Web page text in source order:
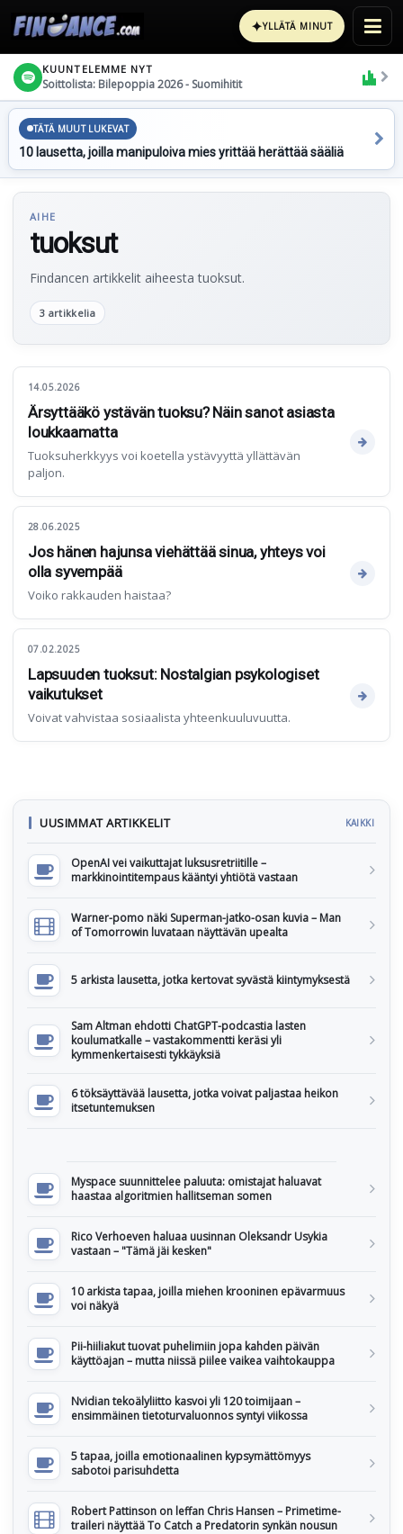
✦YLLÄTÄ MINUT
KUUNTELEMME NYT
Soittolista: Bilepoppia 2026 - Suomihitit
TÄTÄ MUUT LUKEVAT
10 lausetta, joilla manipuloiva mies yrittää herättää sääliä
AIHE
tuoksut
Findancen artikkelit aiheesta tuoksut.
3 artikkelia
14.05.2026
Ärsyttääkö ystävän tuoksu? Näin sanot asiasta
loukkaamatta
Tuoksuherkkyys voi koetella ystävyyttä yllättävän
paljon.
28.06.2025
Jos hänen hajunsa viehättää sinua, yhteys voi
olla syvempää
Voiko rakkauden haistaa?
07.02.2025
Lapsuuden tuoksut: Nostalgian psykologiset
vaikutukset
Voivat vahvistaa sosiaalista yhteenkuuluvuutta.
UUSIMMAT ARTIKKELIT KAIKKI
OpenAI vei vaikuttajat luksusretriitille –
markkinointitempaus kääntyi yhtiötä vastaan
Warner-pomo näki Superman-jatko-osan kuvia – Man
of Tomorrowin luvataan näyttävän upealta
5 arkista lausetta, jotka kertovat syvästä kiintymyksestä
Sam Altman ehdotti ChatGPT-podcastia lasten
koulumatkalle – vastakommentti keräsi yli
kymmenkertaisesti tykkäyksiä
6 töksäyttävää lausetta, jotka voivat paljastaa heikon
itsetuntemuksen
Myspace suunnittelee paluuta: omistajat haluavat
haastaa algoritmien hallitseman somen
Rico Verhoeven haluaa uusinnan Oleksandr Usykia
vastaan – "Tämä jäi kesken"
10 arkista tapaa, joilla miehen krooninen epävarmuus
voi näkyä
Pii-hiiliakut tuovat puhelimiin jopa kahden päivän
käyttöajan – mutta niissä piilee vaikea vaihtokauppa
Nvidian tekoälyliitto kasvoi yli 120 toimijaan –
ensimmäinen tietoturvaluonnos syntyi viikossa
5 tapaa, joilla emotionaalinen kypsymättömyys
sabotoi parisuhdetta
Robert Pattinson on leffan Chris Hansen – Primetime-
traileri näyttää To Catch a Predatorin synkän nousun